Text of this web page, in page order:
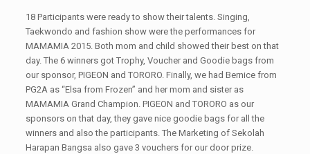
18 Participants were ready to show their talents. Singing,
Taekwondo and fashion show were the performances for
MAMAMIA 2015. Both mom and child showed their best on that
day. The 6 winners got Trophy, Voucher and Goodie bags from
our sponsor, PIGEON and TORORO. Finally, we had Bernice from
PG2A as “Elsa from Frozen” and her mom and sister as
MAMAMIA Grand Champion. PIGEON and TORORO as our
sponsors on that day, they gave nice goodie bags for all the
winners and also the participants. The Marketing of Sekolah
Harapan Bangsa also gave 3 vouchers for our door prize.